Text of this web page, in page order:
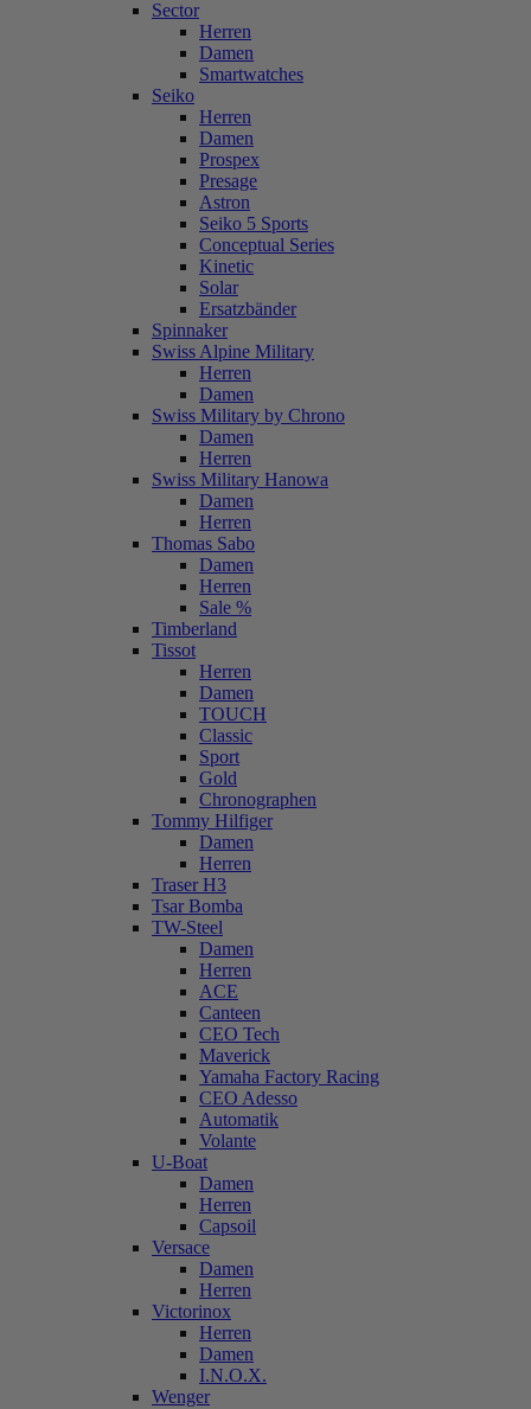
Sector
Herren
Damen
Smartwatches
Seiko
Herren
Damen
Prospex
Presage
Astron
Seiko 5 Sports
Conceptual Series
Kinetic
Solar
Ersatzbänder
Spinnaker
Swiss Alpine Military
Herren
Damen
Swiss Military by Chrono
Damen
Herren
Swiss Military Hanowa
Damen
Herren
Thomas Sabo
Damen
Herren
Sale %
Timberland
Tissot
Herren
Damen
TOUCH
Classic
Sport
Gold
Chronographen
Tommy Hilfiger
Damen
Herren
Traser H3
Tsar Bomba
TW-Steel
Damen
Herren
ACE
Canteen
CEO Tech
Maverick
Yamaha Factory Racing
CEO Adesso
Automatik
Volante
U-Boat
Damen
Herren
Capsoil
Versace
Damen
Herren
Victorinox
Herren
Damen
I.N.O.X.
Wenger